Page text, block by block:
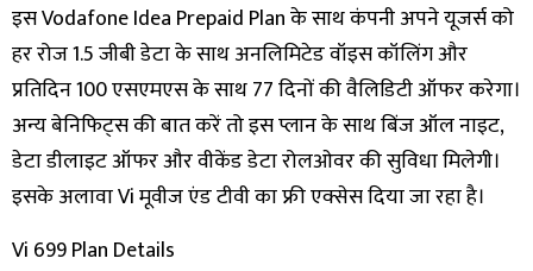
इस Vodafone Idea Prepaid Plan के साथ कंपनी अपने यूजर्स को
हर रोज 1.5 जीबी डेटा के साथ अनलिमिटेड वॉइस कॉलिंग और
प्रतिदिन 100 एसएमएस के साथ 77 दिनों की वैलिडिटी ऑफर करेगा।
अन्य बेनिफिट्स की बात करें तो इस प्लान के साथ बिंज ऑल नाइट,
डेटा डीलाइट ऑफर और वीकेंड डेटा रोलओवर की सुविधा मिलेगी।
इसके अलावा Vi मूवीज एंड टीवी का फ्री एक्सेस दिया जा रहा है।
Vi 699 Plan Details